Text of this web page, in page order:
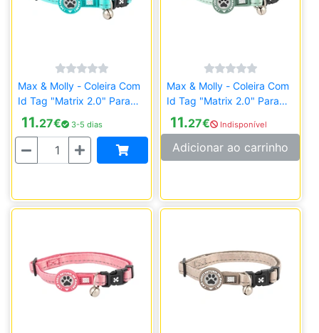
Max & Molly - Coleira Com
Id Tag "Matrix 2.0" Para
Gato - Turquesa
11.27€ 3-5 dias
Quantidade
Max & Molly - Coleira Com
Id Tag "Matrix 2.0" Para
Gato - Sálvia
11.27€ Indisponível
Adicionar ao carrinho